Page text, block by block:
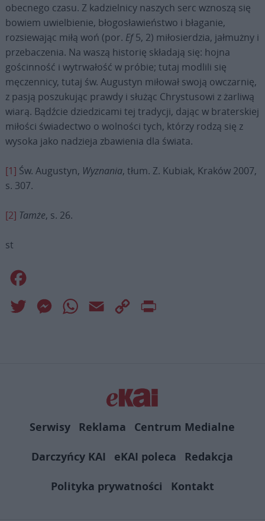
obecnego czasu. Z kadzielnicy naszych serc wznoszą się
bowiem uwielbienie, błogosławieństwo i błaganie,
rozsiewając miłą woń (por. Ef5, 2) miłosierdzia, jałmużny i
przebaczenia. Na waszą historię składają się: hojna
gościnność i wytrwałość w próbie; tutaj modlili się
męczennicy, tutaj św. Augustyn miłował swoją owczarnię,
z pasją poszukując prawdy i służąc Chrystusowi z żarliwą
wiarą. Bądźcie dziedzicami tej tradycji, dając w braterskiej
miłości świadectwo o wolności tych, którzy rodzą się z
wysoka jako nadzieja zbawienia dla świata.
[1] Św. Augustyn, Wyznania, tłum. Z. Kubiak, Kraków 2007,
s. 307.
[2] Tamże, s. 26.
st
Twitter MessengerWhatsApp
Email
Copy
Serwisy Reklama
Centrum Medialne
Darczyńcy KAI
eKAI poleca
Redakcja
Polityka prywatności
Kontakt